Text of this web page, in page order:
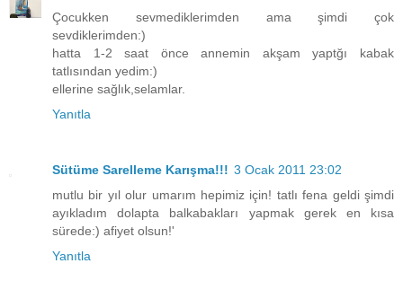
Çocukken sevmediklerimden ama şimdi çok
sevdiklerimden:)
hatta 1-2 saat önce annemin akşam yaptğı kabak
tatlısından yedim:)
ellerine sağlık,selamlar.
Yanıtla
Sütüme Sarelleme Karışma!!! 3 Ocak 2011 23:02
mutlu bir yıl olur umarım hepimiz için! tatlı fena geldi şimdi
ayıkladım dolapta balkabakları yapmak gerek en kısa
sürede:) afiyet olsun!'
Yanıtla